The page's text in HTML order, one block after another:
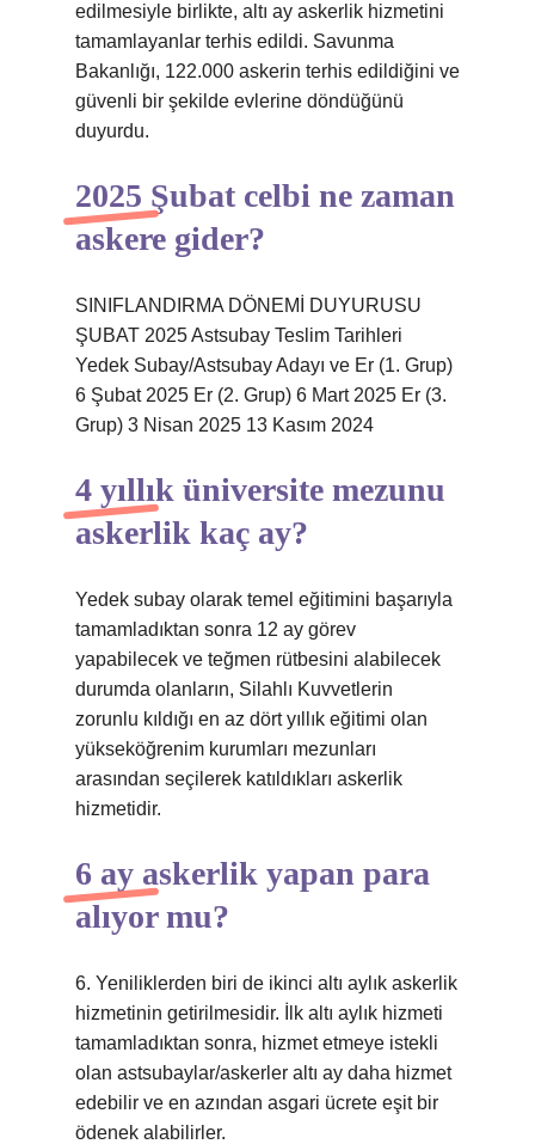
edilmesiyle birlikte, altı ay askerlik hizmetini
tamamlayanlar terhis edildi. Savunma
Bakanlığı, 122.000 askerin terhis edildiğini ve
güvenli bir şekilde evlerine döndüğünü
duyurdu.
2025 Şubat celbi ne zaman
askere gider?
SINIFLANDIRMA DÖNEMİ DUYURUSU
ŞUBAT 2025 Astsubay Teslim Tarihleri ​​
Yedek Subay/Astsubay Adayı ve Er (1. Grup)
6 Şubat 2025 Er (2. Grup) 6 Mart 2025 Er (3.
Grup) 3 Nisan 2025 13 Kasım 2024
4 yıllık üniversite mezunu
askerlik kaç ay?
Yedek subay olarak temel eğitimini başarıyla
tamamladıktan sonra 12 ay görev
yapabilecek ve teğmen rütbesini alabilecek
durumda olanların, Silahlı Kuvvetlerin
zorunlu kıldığı en az dört yıllık eğitimi olan
yükseköğrenim kurumları mezunları
arasından seçilerek katıldıkları askerlik
hizmetidir.
6 ay askerlik yapan para
alıyor mu?
6. Yeniliklerden biri de ikinci altı aylık askerlik
hizmetinin getirilmesidir. İlk altı aylık hizmeti
tamamladıktan sonra, hizmet etmeye istekli
olan astsubaylar/askerler altı ay daha hizmet
edebilir ve en azından asgari ücrete eşit bir
ödenek alabilirler.